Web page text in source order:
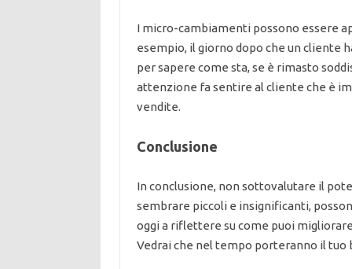
I micro-cambiamenti possono essere
esempio, il giorno dopo che un cliente
per sapere come sta, se è rimasto
attenzione fa sentire al cliente che è
vendite.
Conclusione
In conclusione, non sottovalutare il
sembrare piccoli e insignificanti,
oggi a riflettere su come puoi
Vedrai che nel tempo porteranno il tuo